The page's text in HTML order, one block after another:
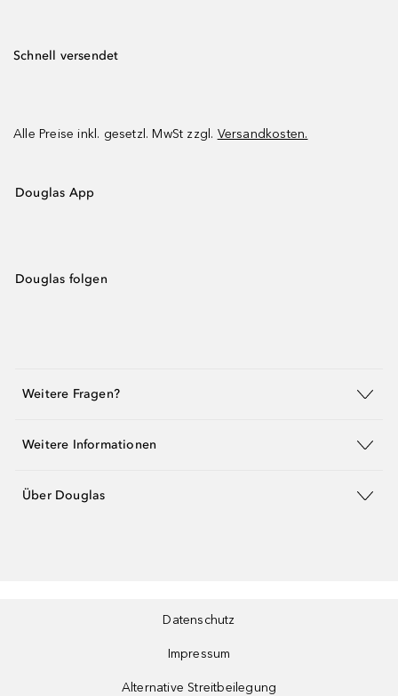
Schnell versendet
Alle Preise inkl. gesetzl. MwSt zzgl. Versandkosten.
Douglas App
Douglas folgen
Weitere Fragen?
Weitere Informationen
Über Douglas
Datenschutz
Impressum
Alternative Streitbeilegung